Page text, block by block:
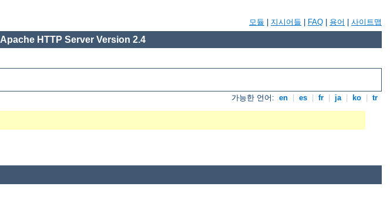
모듈 지시어들 FAQ 용어 사이트맵
Apache HTTP Server Version 2.4
가능한 언어: en es fr ja ko tr